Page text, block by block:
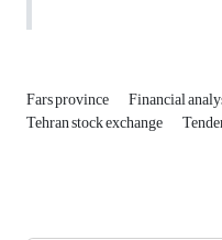
Fars province Financial
Tehran stock exchange